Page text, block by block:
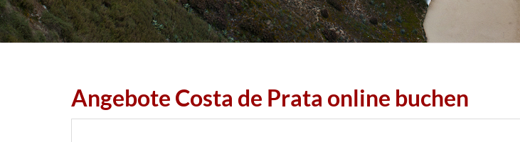
Angebote Costa de Prata online buchen